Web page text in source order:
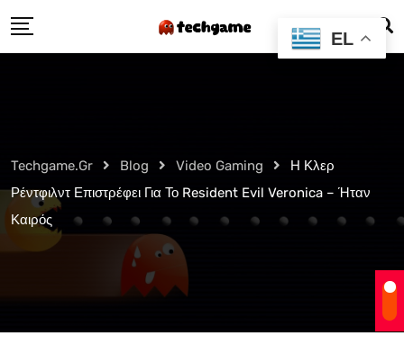
to
Techgame.gr Blog Video Gaming
Η Κλερ
Ρέντφιλντ Επιστρέφει Για Το Resident Evil Veronica – Ήταν
Καιρός
EL